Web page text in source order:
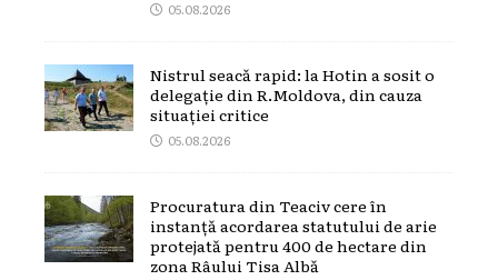
05.08.2026
Nistrul seacă rapid: la Hotin a sosit o
delegație din R.Moldova, din cauza
situației critice
05.08.2026
Procuratura din Teaciv cere în
instanță acordarea statutului de arie
protejată pentru 400 de hectare din
zona Râului Tisa Albă